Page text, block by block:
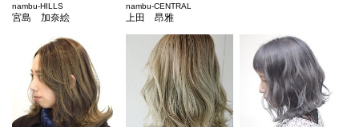
nambu-HILLS
宮島 加奈絵
nambu-CENTRAL
上田 昂雅